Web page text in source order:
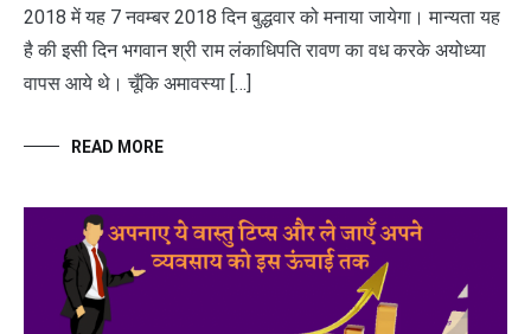
2018 में यह 7 नवम्बर 2018 दिन बुद्धवार को मनाया जायेगा। मान्यता यह
है की इसी दिन भगवान श्री राम लंकाधिपति रावण का वध करके अयोध्या
वापस आये थे। चूँकि अमावस्या […]
READ MORE